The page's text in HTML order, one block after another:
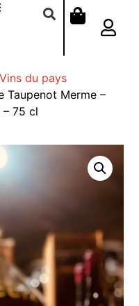
Vins du pays
Taupenot Merme –
– 75 cl